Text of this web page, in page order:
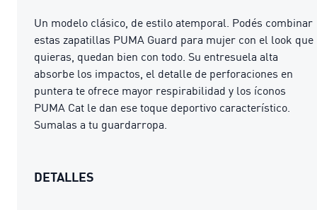
Un modelo clásico, de estilo atemporal. Podés combinar
estas zapatillas PUMA Guard para mujer con el look que
quieras, quedan bien con todo. Su entresuela alta
absorbe los impactos, el detalle de perforaciones en
puntera te ofrece mayor respirabilidad y los íconos
PUMA Cat le dan ese toque deportivo característico.
Sumalas a tu guardarropa.
DETALLES